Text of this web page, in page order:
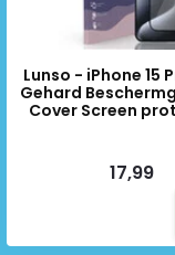
Lunso - iPhone 15
Gehard
Cover Screen
17,99